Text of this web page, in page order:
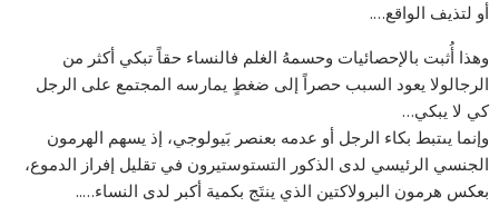
أو لتذيف الواقع….
وهذا أُثبت بالإحصائيات وحسمهُ الغلم فالنساء حقاً تبكي أكثر من
الرجالولا يعود السبب حصراً إلى ضغطٍ يمارسه المجتمع على الرجل
كي لا يبكي…
وإنما يىتبط بكاء الرجل أو عدمه بعنصر بَيولوجي، إذ يسهم الهرمون
الجنسي الرئيسي لدى الذكور التستوستيرون في تقليل إفراز الدموع،
بعكس هرمون البرولاكتين الذي ينتَج بكمية أكبر لدى النساء…..